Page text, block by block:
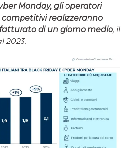
Monday, gli operatori
realizzeranno
di un giorno medio, il
2023.